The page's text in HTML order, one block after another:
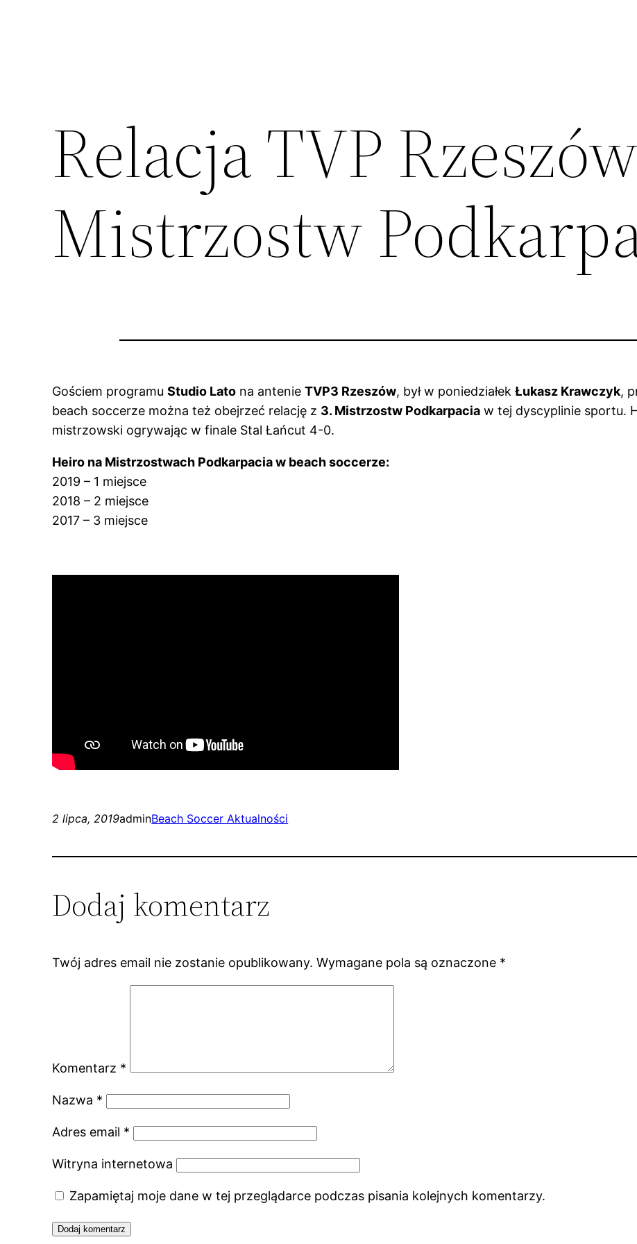
Relacja TVP
Mistrzostw
Gościem programuStudio Lato na antenieTVP3 Rzeszów, był w poniedziałekŁukasz Krawczyk,
beach soccerze można też obejrzeć relację z 3. Mistrzostw Podkarpacia w tej dyscyplinie sportu.
mistrzowski ogrywając w finale Stal Łańcut 4-0.
Heiro na Mistrzostwach Podkarpacia w beach soccerze:
2019 – 1 miejsce
2018 – 2 miejsce
2017 – 3 miejsce
2 lipca, 2019adminBeach Soccer Aktualności
Dodaj komentarz
Twój adres email nie zostanie opublikowany. Wymagane pola są oznaczone *
Komentarz *
Nazwa *
Adres email *
Witryna internetowa
Zapamiętaj moje dane w tej przeglądarce podczas pisania kolejnych komentarzy.